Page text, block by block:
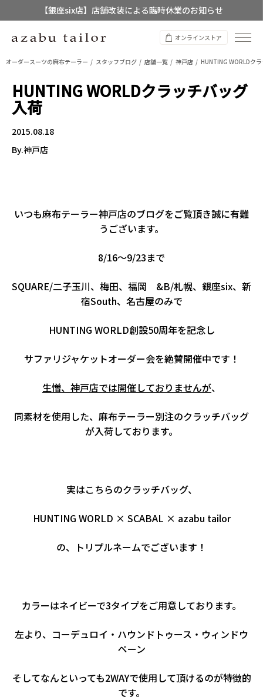
【銀座six店】店舗改装による臨時休業のお知らせ
【店舗限定】レディースオーダースーツ
オンラインストア
オーダースーツの麻布テーラー スタッフブログ 店舗一覧 神戸店 HUNTING WORLDク
HUNTING WORLDクラッチバッグ
入荷
2015.08.18
By.神戸店
いつも麻布テーラー神戸店のブログをご覧頂き誠に有難
うございます。
8/16～9/23まで
SQUARE/二子玉川、梅田、福岡 &B/札幌、銀座six、新
宿South、名古屋のみで
HUNTING WORLD創設50周年を記念し
サファリジャケットオーダー会を絶賛開催中です！
生憎、神戸店では開催しておりませんが、
同素材を使用した、麻布テーラー別注のクラッチバッグ
が入荷しております。
実はこちらのクラッチバッグ、
HUNTING WORLD × SCABAL × azabu tailor
の、トリプルネームでございます！
カラーはネイビーで3タイプをご用意しております。
左より、コーデュロイ・ハウンドトゥース・ウィンドウ
ペーン
そしてなんといっても2WAYで使用して頂けるのが特徴的
です。